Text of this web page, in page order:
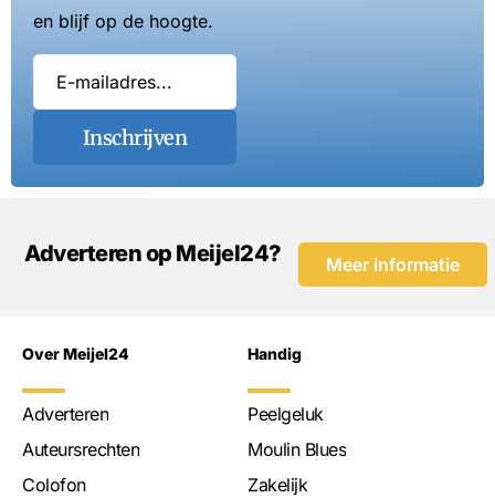
en blijf op de hoogte.
Inschrijven
Adverteren op Meijel24? Meer informatie
Over Meijel24
Adverteren
Auteursrechten
Colofon
Handig
Peelgeluk
Moulin Blues
Zakelijk